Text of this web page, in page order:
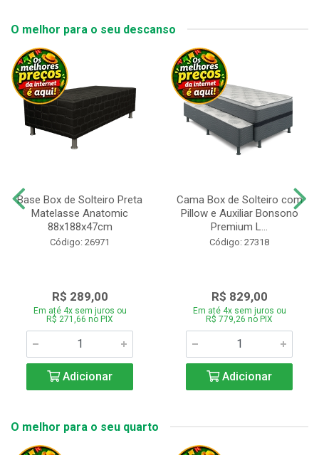
O melhor para o seu descanso
Base Box de Solteiro Preta
Matelasse Anatomic
88x188x47cm
Código: 26971
R$ 289,00
Em até 4x sem juros ou
R$ 271,66 no PIX
Adicionar
Cama Box de Solteiro com
Pillow e Auxiliar Bonsono
Premium L...
Código: 27318
R$ 829,00
Em até 4x sem juros ou
R$ 779,26 no PIX
Adicionar
O melhor para o seu quarto